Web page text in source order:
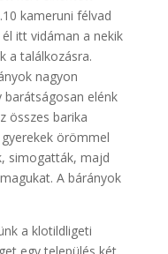
kameruni félvad
itt vidáman a nekik
a találkozásra.
nagyon
barátságosan elénk
összes barika
örömmel
simogatták, majd
A bárányok
a klotildligeti